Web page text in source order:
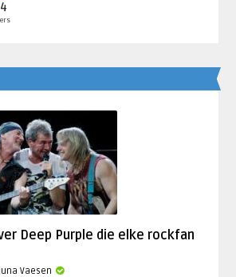
Deep Purple die elke rockfan
Vaesen